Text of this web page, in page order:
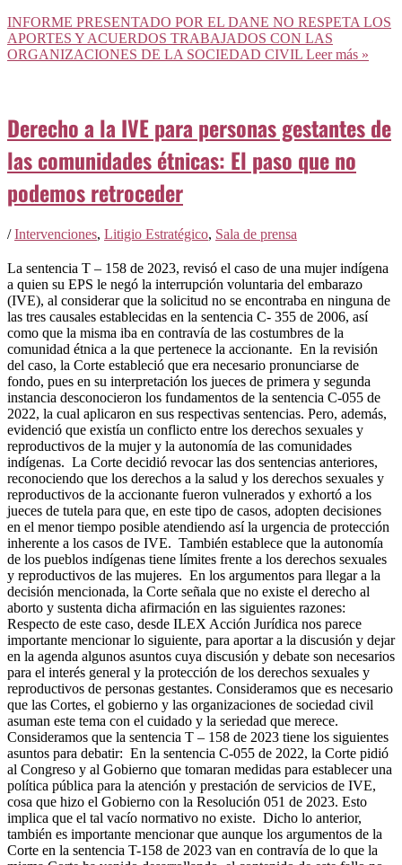
INFORME PRESENTADO POR EL DANE NO RESPETA LOS
APORTES Y ACUERDOS TRABAJADOS CON LAS
ORGANIZACIONES DE LA SOCIEDAD CIVIL Leer más »
Derecho a la IVE para personas gestantes de
las comunidades étnicas: El paso que no
podemos retroceder
/Intervenciones, Litigio Estratégico, Sala de prensa
La sentencia T – 158 de 2023, revisó el caso de una mujer indígena
a quien su EPS le negó la interrupción voluntaria del embarazo
(IVE), al considerar que la solicitud no se encontraba en ninguna de
las tres causales establecidas en la sentencia C- 355 de 2006, así
como que la misma iba en contravía de las costumbres de la
comunidad étnica a la que pertenece la accionante. En la revisión
del caso, la Corte estableció que era necesario pronunciarse de
fondo, pues en su interpretación los jueces de primera y segunda
instancia desconocieron los fundamentos de la sentencia C-055 de
2022, la cual aplicaron en sus respectivas sentencias. Pero, además,
evidenció que existía un conflicto entre los derechos sexuales y
reproductivos de la mujer y la autonomía de las comunidades
indígenas. La Corte decidió revocar las dos sentencias anteriores,
reconociendo que los derechos a la salud y los derechos sexuales y
reproductivos de la accionante fueron vulnerados y exhortó a los
jueces de tutela para que, en este tipo de casos, adopten decisiones
en el menor tiempo posible atendiendo así la urgencia de protección
inherente a los casos de IVE. También establece que la autonomía
de los pueblos indígenas tiene límites frente a los derechos sexuales
y reproductivos de las mujeres. En los argumentos para llegar a la
decisión mencionada, la Corte señala que no existe el derecho al
aborto y sustenta dicha afirmación en las siguientes razones:
Respecto de este caso, desde ILEX Acción Jurídica nos parece
importante mencionar lo siguiente, para aportar a la discusión y dejar
en la agenda algunos asuntos cuya discusión y debate son necesarios
para el interés general y la protección de los derechos sexuales y
reproductivos de personas gestantes. Consideramos que es necesario
que las Cortes, el gobierno y las organizaciones de sociedad civil
asuman este tema con el cuidado y la seriedad que merece.
Consideramos que la sentencia T – 158 de 2023 tiene los siguientes
asuntos para debatir: En la sentencia C-055 de 2022, la Corte pidió
al Congreso y al Gobierno que tomaran medidas para establecer una
política pública para la atención y prestación de servicios de IVE,
cosa que hizo el Gobierno con la Resolución 051 de 2023. Esto
implica que el tal vacío normativo no existe. Dicho lo anterior,
también es importante mencionar que aunque los argumentos de la
Corte en la sentencia T-158 de 2023 van en contravía de lo que la